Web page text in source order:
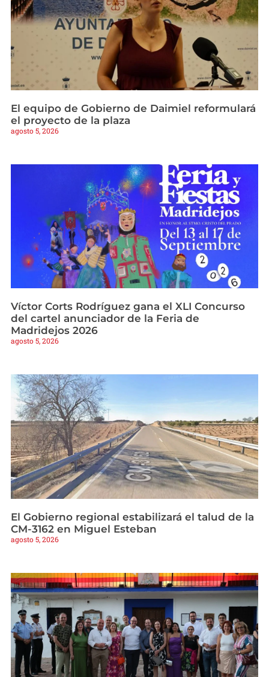
El equipo de Gobierno de Daimiel reformulará
el proyecto de la plaza
agosto 5, 2026
Víctor Corts Rodríguez gana el XLI Concurso
del cartel anunciador de la Feria de
Madridejos 2026
agosto 5, 2026
El Gobierno regional estabilizará el talud de la
CM-3162 en Miguel Esteban
agosto 5, 2026